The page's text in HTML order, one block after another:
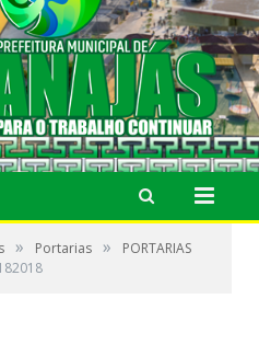
» Portarias »
PORTARIAS